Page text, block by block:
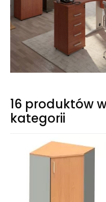
16 produktów
kategorii